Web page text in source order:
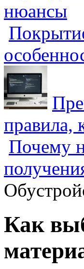
нюансы
правила,
Почему
Как